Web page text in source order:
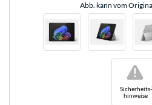
Abb. kann vom
Sicherheits-
hinweise
!